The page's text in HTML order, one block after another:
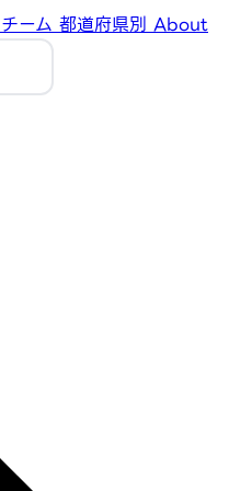
チーム 都道府県別 About